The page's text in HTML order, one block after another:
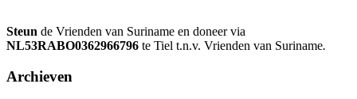
Steun de Vrienden van Suriname en doneer via
NL53RABO0362966796 te Tiel t.n.v. Vrienden van Suriname.
Archieven